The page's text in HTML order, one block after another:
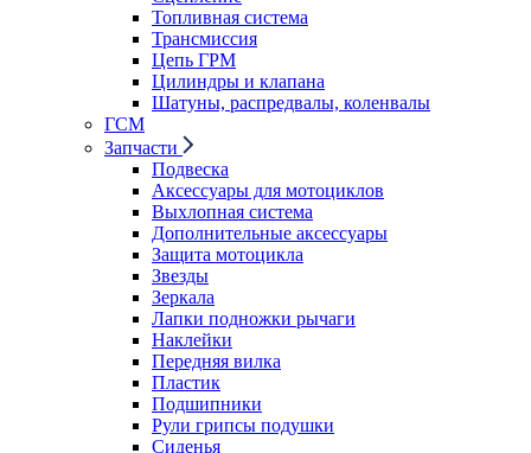
Топливная система
Трансмиссия
Цепь ГРМ
Цилиндры и клапана
Шатуны, распредвалы, коленвалы
ГСМ
Запчасти
Подвеска
Аксессуары для мотоциклов
Выхлопная система
Дополнительные аксессуары
Защита мотоцикла
Звезды
Зеркала
Лапки подножки рычаги
Наклейки
Передняя вилка
Пластик
Подшипники
Рули грипсы подушки
Сиденья